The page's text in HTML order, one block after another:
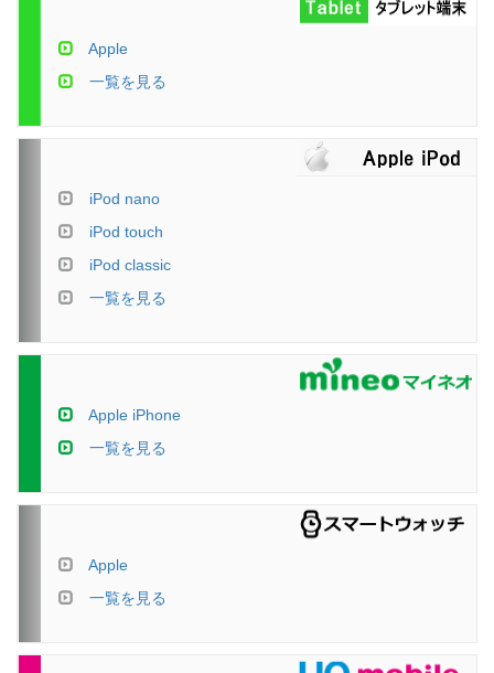
Apple
一覧を見る
iPod nano
iPod touch
iPod classic
一覧を見る
Apple iPhone
一覧を見る
Apple
一覧を見る